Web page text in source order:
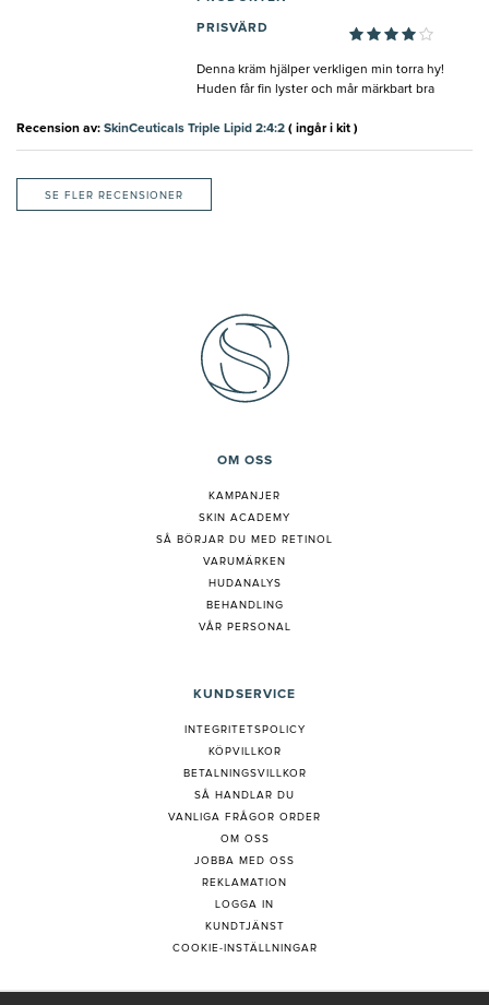
PRISVÄRD
Denna kräm hjälper verkligen min torra hy!
Huden får fin lyster och mår märkbart bra
Recension av: SkinCeuticals Triple Lipid 2:4:2 ( ingår i kit )
SE FLER RECENSIONER
OM OSS
KAMPANJER
SKIN ACADEMY
SÅ BÖRJAR DU MED RETINOL
VARUMÄRKEN
HUDANALYS
BEHANDLING
VÅR PERSONAL
KUNDSERVICE
INTEGRITETSPOLICY
KÖPVILLKOR
BETALNINGSVILLKOR
SÅ HANDLAR DU
VANLIGA FRÅGOR ORDER
OM OSS
JOBBA MED OSS
REKLAMATION
LOGGA IN
KUNDTJÄNST
COOKIE-INSTÄLLNINGAR